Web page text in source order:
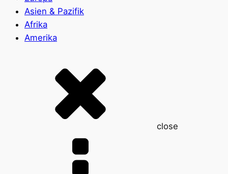
Asien & Pazifik
Afrika
Amerika
close